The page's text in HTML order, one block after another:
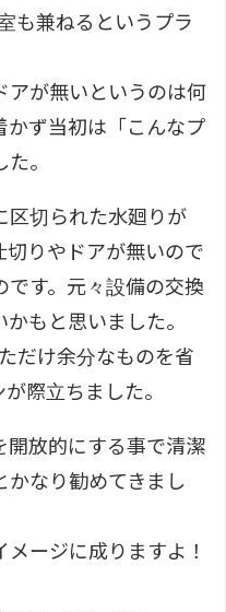
も兼ねるというプラ
アが無いというのは何
かず当初は「こんなプ
。
区切られた水廻りが
切りやドアが無いので
です。元々設備の交換
もと思いました。
だけ余分なものを省
際立ちました。
開放的にする事で清潔
かなり勧めてきまし
ージに成りますよ！